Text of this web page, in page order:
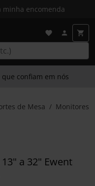
minha encomenda
confiam em nós
de Mesa Monitores
a 32" Ewent